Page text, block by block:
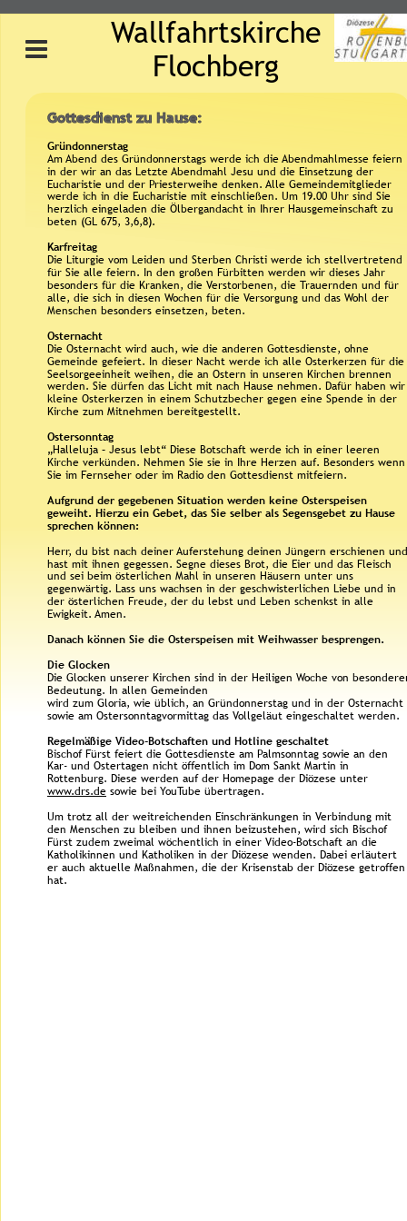
Gottesdienst zu Hause:
Wallfahrtskirche
Flochberg
Gründonnerstag
Am Abend des Gründonnerstags werde ich die Abendmahlmesse feiern
in der wir an das Letzte Abendmahl Jesu und die Einsetzung der
Eucharistie und der Priesterweihe denken. Alle Gemeindemitglieder
werde ich in die Eucharistie mit einschließen. Um 19.00 Uhr sind Sie
herzlich eingeladen die Ölbergandacht in Ihrer Hausgemeinschaft zu
beten (GL 675, 3,6,8).
Karfreitag
Die Liturgie vom Leiden und Sterben Christi werde ich stellvertretend
für Sie alle feiern. In den großen Fürbitten werden wir dieses Jahr
besonders für die Kranken, die Verstorbenen, die Trauernden und für
alle, die sich in diesen Wochen für die Versorgung und das Wohl der
Menschen besonders einsetzen, beten.
Osternacht
Die Osternacht wird auch, wie die anderen Gottesdienste, ohne
Gemeinde gefeiert. In dieser Nacht werde ich alle Osterkerzen für die
Seelsorgeeinheit weihen, die an Ostern in unseren Kirchen brennen
werden. Sie dürfen das Licht mit nach Hause nehmen. Dafür haben
kleine Osterkerzen in einem Schutzbecher gegen eine Spende in der
Kirche zum Mitnehmen bereitgestellt.
Ostersonntag
„Halleluja – Jesus lebt“ Diese Botschaft werde ich in einer leeren
Kirche verkünden. Nehmen Sie sie in Ihre Herzen auf. Besonders
Sie im Fernseher oder im Radio den Gottesdienst mitfeiern.
Aufgrund der gegebenen Situation werden keine Osterspeisen
geweiht. Hierzu ein Gebet, das Sie selber als Segensgebet zu Hause
sprechen können:
Herr, du bist nach deiner Auferstehung deinen Jüngern erschienen
hast mit ihnen gegessen. Segne dieses Brot, die Eier und das Fleisch
und sei beim österlichen Mahl in unseren Häusern unter uns
gegenwärtig. Lass uns wachsen in der geschwisterlichen Liebe und in
der österlichen Freude, der du lebst und Leben schenkst in alle
Ewigkeit. Amen.
Danach können Sie die Osterspeisen mit Weihwasser besprengen.
Die Glocken
Die Glocken unserer Kirchen sind in der Heiligen Woche von
Bedeutung. In allen Gemeinden
wird zum Gloria, wie üblich, an Gründonnerstag und in der Osternacht
sowie am Ostersonntagvormittag das Vollgeläut eingeschaltet werden.
Regelmäßige Video-Botschaften und Hotline geschaltet
Bischof Fürst feiert die Gottesdienste am Palmsonntag sowie an den
Kar- und Ostertagen nicht öffentlich im Dom Sankt Martin in
Rottenburg. Diese werden auf der Homepage der Diözese unter
www.drs.de sowie bei YouTube übertragen.
Um trotz all der weitreichenden Einschränkungen in Verbindung mit
den Menschen zu bleiben und ihnen beizustehen, wird sich Bischof
Fürst zudem zweimal wöchentlich in einer Video-Botschaft an die
Katholikinnen und Katholiken in der Diözese wenden. Dabei erläutert
er auch aktuelle Maßnahmen, die der Krisenstab der Diözese
hat.